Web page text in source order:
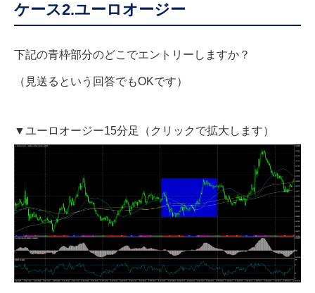
ケース2.ユーロオージー
下記の青枠部分のどこでエントリーしますか？
（見送るという回答でもOKです）
▼ユーロオージー15分足（クリックで拡大します）